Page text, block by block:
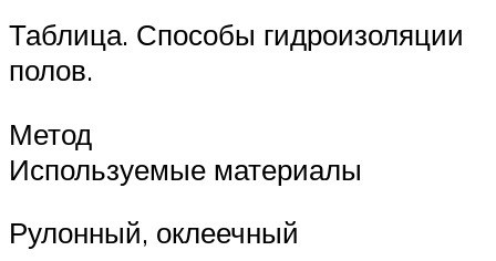
Таблица. Способы гидроизоляции
полов.
Метод
Используемые материалы
Рулонный, оклеечный